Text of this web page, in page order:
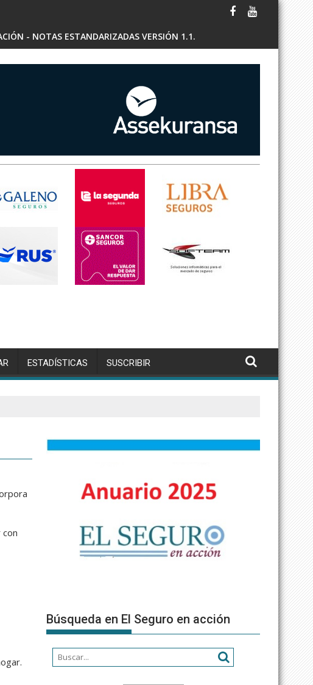
- NOTAS ESTANDARIZADAS VERSIÓN 1.1.
ESTADÍSTICAS SUSCRIBIR
Búsqueda en El Seguro en acción